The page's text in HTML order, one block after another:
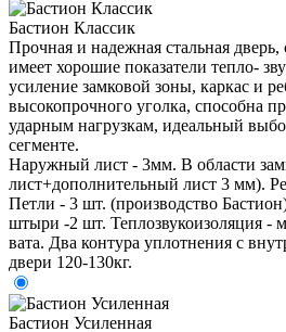
Бастион Классик
Прочная и надежная стальная дверь,
имеет хорошие показатели тепло-
усиление замковой зоны, каркас и
высокопрочного уголка, способна
ударным нагрузкам, идеальный
сегменте.
Наружный лист - 3мм. В области
лист+дополнительный лист 3 мм).
Петли - 3 шт. (производство
штыри -2 шт. Теплозвукоизоляция -
вата. Два контура уплотнения с
двери 120-130кг.
Бастион Усиленная